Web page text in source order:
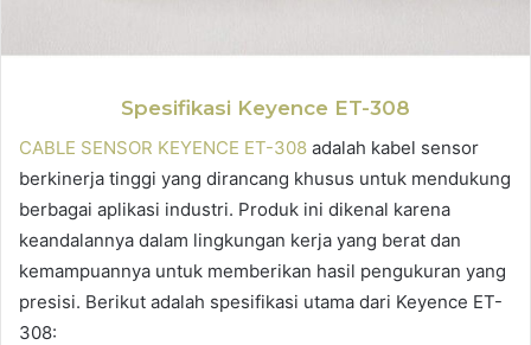
Spesifikasi Keyence ET-308
CABLE SENSOR KEYENCE ET-308 adalah kabel sensor
berkinerja tinggi yang dirancang khusus untuk mendukung
berbagai aplikasi industri. Produk ini dikenal karena
keandalannya dalam lingkungan kerja yang berat dan
kemampuannya untuk memberikan hasil pengukuran yang
presisi. Berikut adalah spesifikasi utama dari Keyence ET-
308: